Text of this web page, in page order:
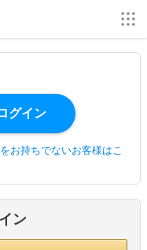
お持ちでないお客様はこ
ン